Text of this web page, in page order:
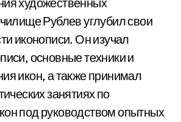
Рублев углубил свои
иконописи. Он изучал
основные техники и
икон, а также принимал
занятиях по
под руководством опытных